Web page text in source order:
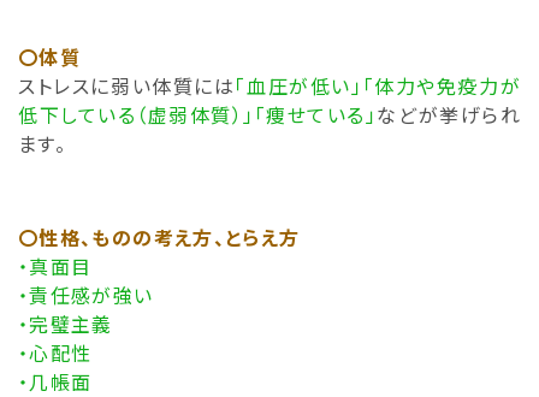
〇体質
ストレスに弱い体質には「血圧が低い」「体力や免疫力が
低下している（虚弱体質）」「痩せている」などが挙げられ
ます。
〇性格、ものの考え方、とらえ方
・真面目
・責任感が強い
・完璧主義
・心配性
・几帳面